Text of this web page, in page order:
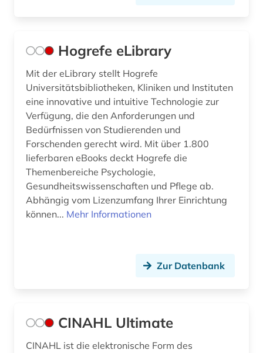
Hogrefe eLibrary
Mit der eLibrary stellt Hogrefe
Universitätsbibliotheken, Kliniken und Instituten
eine innovative und intuitive Technologie zur
Verfügung, die den Anforderungen und
Bedürfnissen von Studierenden und
Forschenden gerecht wird. Mit über 1.800
lieferbaren eBooks deckt Hogrefe die
Themenbereiche Psychologie,
Gesundheitswissenschaften und Pflege ab.
Abhängig vom Lizenzumfang Ihrer Einrichtung
können... Mehr Informationen
Zur Datenbank
CINAHL Ultimate
CINAHL ist die elektronische Form des